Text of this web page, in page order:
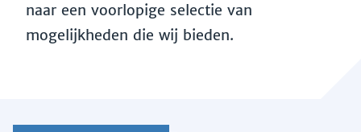
naar een voorlopige selectie van
mogelijkheden die wij bieden.